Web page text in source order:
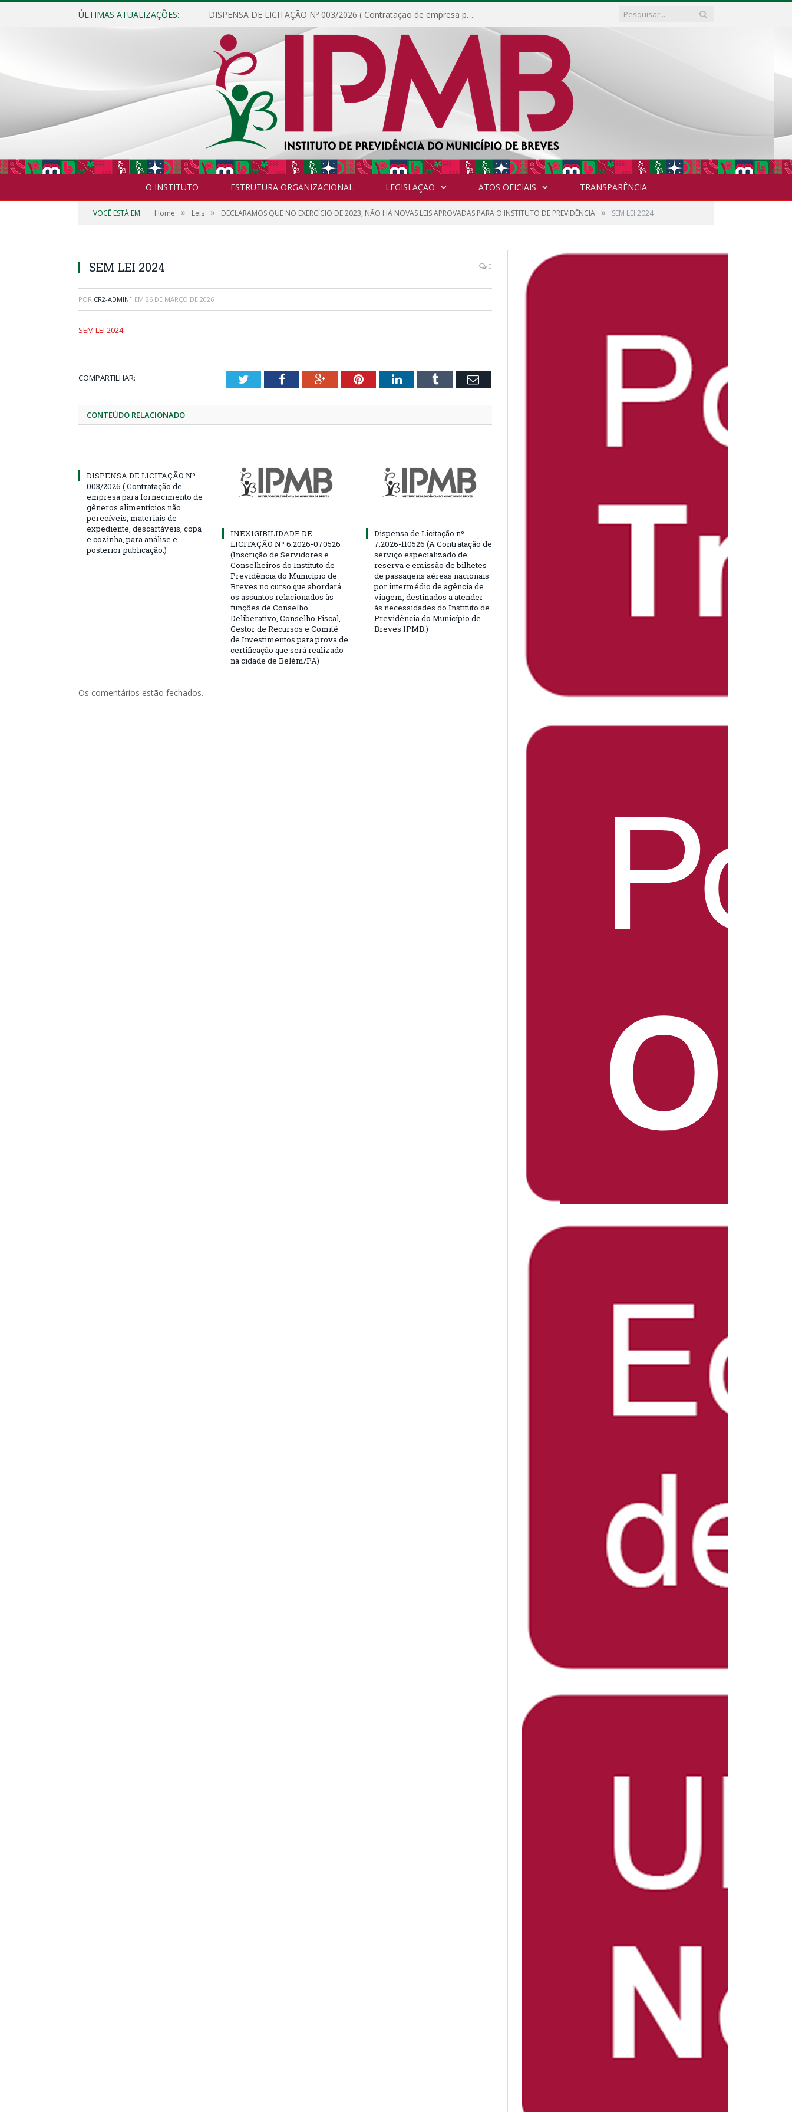
ÚLTIMAS ATUALIZAÇÕES: DISPENSA DE LICITAÇÃO Nº 003/2026 ( Contratação de empresa para fornecimento de gêneros alimentícios não perecíveis, materiais de expediente, descartáveis, copa e cozinha, para análise e posterior publicação.)
O INSTITUTO ESTRUTURA ORGANIZACIONAL LEGISLAÇÃO ATOS OFICIAIS TRANSPARÊNCIA
VOCÊ ESTÁ EM: Home » Leis » DECLARAMOS QUE NO EXERCÍCIO DE 2023, NÃO HÁ NOVAS LEIS APROVADAS PARA O INSTITUTO DE PREVIDÊNCIA » SEM LEI 2024
SEM LEI 2024 0
POR CR2-ADMIN1 EM 26 DE MARÇO DE 2026
SEM LEI 2024
COMPARTILHAR: TwitterFacebookGoogle+PinterestLinkedInTumblr Email
CONTEÚDO RELACIONADO
DISPENSA DE LICITAÇÃO Nº
003/2026 ( Contratação de
empresa para fornecimento de
gêneros alimentícios não
perecíveis, materiais de
expediente, descartáveis, copa
e cozinha, para análise e
posterior publicação.)
INEXIGIBILIDADE DE
LICITAÇÃO Nº 6.2026-070526
(Inscrição de Servidores e
Conselheiros do Instituto de
Previdência do Município de
Breves no curso que abordará
os assuntos relacionados às
funções de Conselho
Deliberativo, Conselho Fiscal,
Gestor de Recursos e Comitê
de Investimentos para prova de
certificação que será realizado
na cidade de Belém/PA)
Dispensa de Licitação nº
7.2026-110526 (A Contratação de
serviço especializado de
reserva e emissão de bilhetes
de passagens aéreas nacionais
por intermédio de agência de
viagem, destinados a atender
às necessidades do Instituto de
Previdência do Município de
Breves IPMB.)
Os comentários estão fechados.